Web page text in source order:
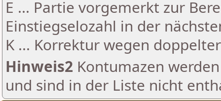
E ... Partie vorgemerkt zur
Einstiegselozahl in der
K ... Korrektur wegen
Hinweis2 Kontumazen
und sind in der Liste nicht